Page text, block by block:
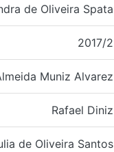
de Oliveira Spata
2017/2
Muniz Alvarez
Rafael Diniz
de Oliveira Santos